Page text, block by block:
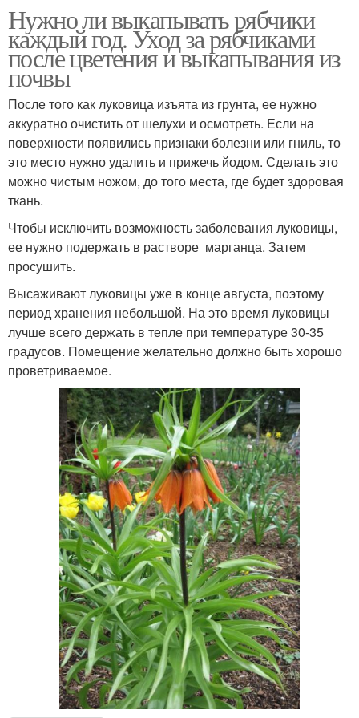
Нужно ли выкапывать рябчики
каждый год. Уход за рябчиками
после цветения и выкапывания из
почвы
После того как луковица изъята из грунта, ее нужно
аккуратно очистить от шелухи и осмотреть. Если на
поверхности появились признаки болезни или гниль, то
это место нужно удалить и прижечь йодом. Сделать это
можно чистым ножом, до того места, где будет здоровая
ткань.
Чтобы исключить возможность заболевания луковицы,
ее нужно подержать в растворе марганца. Затем
просушить.
Высаживают луковицы уже в конце августа, поэтому
период хранения небольшой. На это время луковицы
лучше всего держать в тепле при температуре 30-35
градусов. Помещение желательно должно быть хорошо
проветриваемое.